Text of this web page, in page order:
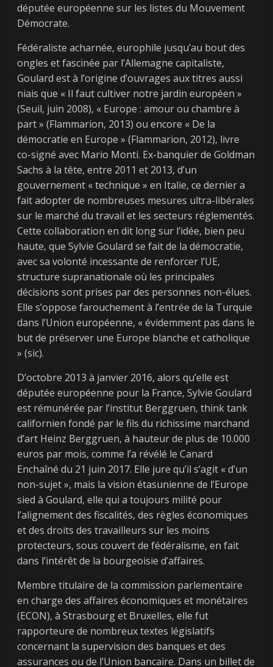
députée européenne sur les listes du Mouvement
Démocrate.
Fédéraliste acharnée, europhile jusqu’au bout des
ongles et fascinée par l’Allemagne capitaliste,
Goulard est à l’origine d’ouvrages aux titres aussi
niais que « Il faut cultiver notre jardin européen »
(Seuil, juin 2008), « Europe : amour ou chambre à
part » (Flammarion, 2013) ou encore « De la
démocratie en Europe » (Flammarion, 2012), livre
co-signé avec Mario Monti. Ex-banquier de Goldman
Sachs à la tête, entre 2011 et 2013, d’un
gouvernement « technique » en Italie, ce dernier a
fait adopter de nombreuses mesures ultra-libérales
sur le marché du travail et les secteurs réglementés.
Cette collaboration en dit long sur l’idée, bien peu
haute, que Sylvie Goulard se fait de la démocratie,
avec sa volonté incessante de renforcer l’UE,
structure supranationale où les principales
décisions sont prises par des personnes non-élues.
Elle s’oppose farouchement à l’entrée de la Turquie
dans l’Union européenne, « évidemment pas dans le
but de préserver une Europe blanche et catholique
» (sic).
D’octobre 2013 à janvier 2016, alors qu’elle est
députée européenne pour la France, Sylvie Goulard
est rémunérée par l’institut Berggruen, think tank
californien fondé par le fils du richissime marchand
d’art Heinz Berggruen, à hauteur de plus de 10.000
euros par mois, comme l’a révélé le Canard
Enchaîné du 21 juin 2017. Elle jure qu’il s’agit « d’un
non-sujet », mais la vision étasunienne de l’Europe
sied à Goulard, elle qui a toujours milité pour
l’alignement des fiscalités, des règles économiques
et des droits des travailleurs sur les moins
protecteurs, sous couvert de fédéralisme, en fait
dans l’intérêt de la bourgeoisie d’affaires.
Membre titulaire de la commission parlementaire
en charge des affaires économiques et monétaires
(ECON), à Strasbourg et Bruxelles, elle fut
rapporteure de nombreux textes législatifs
concernant la supervision des banques et des
assurances ou de l’Union bancaire. Dans un billet de